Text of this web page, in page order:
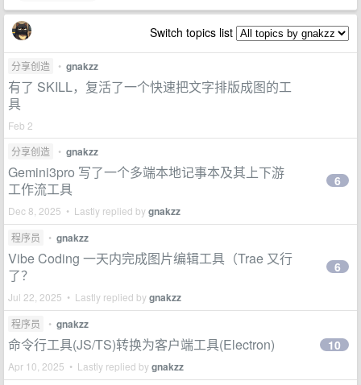
Switch topics list
分享创造 • gnakzz
有了 SKILL，复活了一个快速把文字排版成图的工
具
Feb 2
分享创造
• gnakzz
Gemini3pro 写了一个多端本地记事本及其上下游
工作流工具
Dec 8, 2025 • Lastly replied bygnakzz
6
程序员 • gnakzz
Vibe Coding 一天内完成图片编辑工具（Trae 又行
了？
Jul 22, 2025 • Lastly replied bygnakzz
6
程序员 • gnakzz
命令行工具(JS/TS)转换为客户端工具(Electron)
Apr 10, 2025 • Lastly replied bygnakzz
10